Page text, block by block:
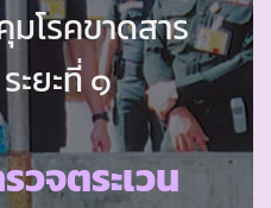
มโรคขาดสาร
ะยะที่ ๑
วจตระเวน